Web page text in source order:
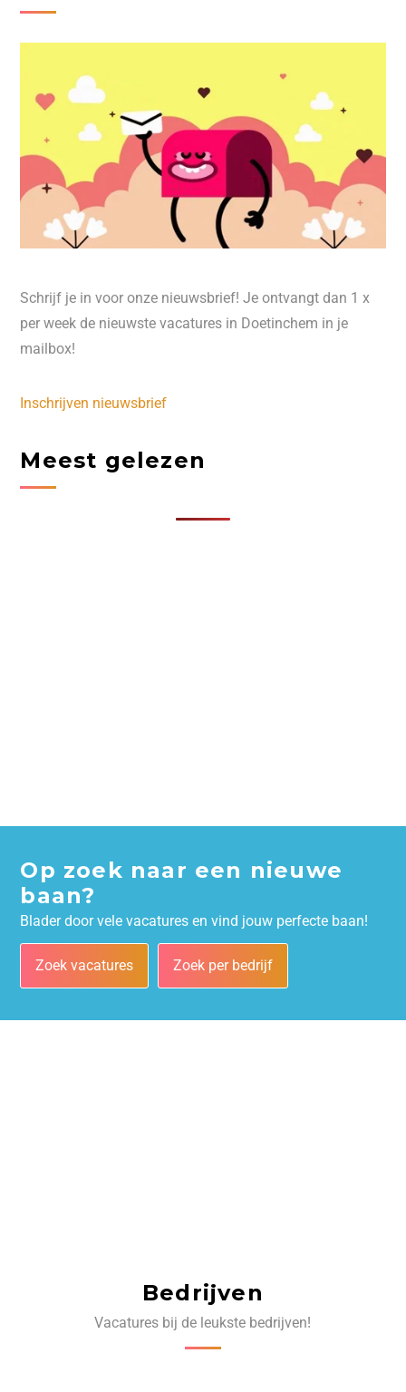
Schrijf je in voor onze nieuwsbrief! Je ontvangt dan 1 x
per week de nieuwste vacatures in Doetinchem in je
mailbox!
Inschrijven nieuwsbrief
Meest gelezen
Op zoek naar een nieuwe
baan?
Blader door vele vacatures en vind jouw perfecte baan!
Zoek vacatures Zoek per bedrijf
Bedrijven
Vacatures bij de leukste bedrijven!